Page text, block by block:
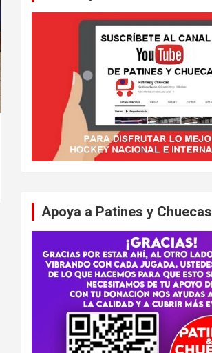
Apoya a Patines y Chuecas